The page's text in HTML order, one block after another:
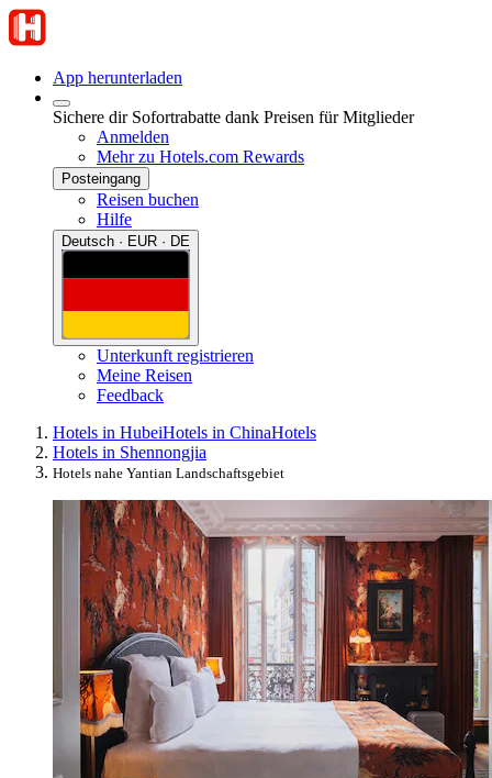
App herunterladen
Sichere dir Sofortrabatte dank Preisen für Mitglieder
Anmelden
Mehr zu Hotels.com Rewards
Posteingang
Reisen buchen
Hilfe
Deutsch · EUR · DE
Unterkunft registrieren
Meine Reisen
Feedback
Hotels in HubeiHotels in ChinaHotels
Hotels in Shennongjia
Hotels nahe Yantian Landschaftsgebiet